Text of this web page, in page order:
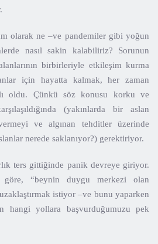
olarak ne –ve pandemiler gibi yoğun
nasıl sakin kalabiliriz? Sorunun
birbirleriyle etkileşim kurma
için hayatta kalmak, her zaman
oldu. Çünkü söz konusu korku ve
(yakınlarda bir aslan
ve algınan tehditler üzerinde
nerede saklanıyor?) gerektiriyor.
ters gittiğinde panik devreye giriyor.
göre, “beynin duygu merkezi olan
istiyor –ve bunu yaparken
hangi yollara başvurduğumuzu pek